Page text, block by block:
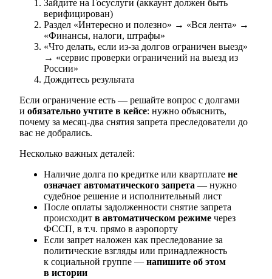
Зайдите на Госуслуги (аккаунт должен быть
верифицирован)
Раздел «Интересно и полезно» → «Вся лента» →
«Финансы, налоги, штрафы»
«Что делать, если из-за долгов ограничен выезд»
→ «сервис проверки ограничений на выезд из
России»
Дождитесь результата
Если ограничение есть — решайте вопрос с долгами
и обязательно учтите в кейсе: нужно объяснить,
почему за месяц-два снятия запрета преследователи до
вас не добрались.
Несколько важных деталей:
Наличие долга по кредитке или квартплате не
означает автоматического запрета — нужно
судебное решение и исполнительный лист
После оплаты задолженности снятие запрета
происходит в автоматическом режиме через
ФССП, в т.ч. прямо в аэропорту
Если запрет наложен как преследование за
политические взгляды или принадлежность
к социальной группе — напишите об этом
в истории